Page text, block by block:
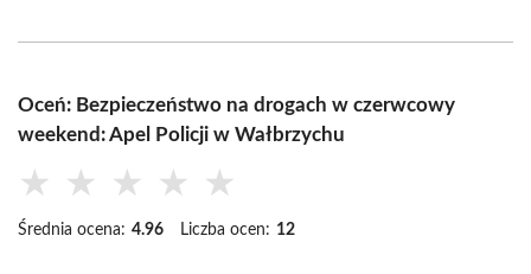
Oceń: Bezpieczeństwo na drogach w czerwcowy
weekend: Apel Policji w Wałbrzychu
★ ★ ★ ★ ★
Średnia ocena: 4.96 Liczba ocen: 12